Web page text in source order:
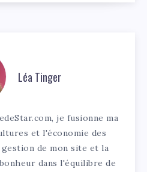
Léa Tinger
je fusionne ma
et l'économie des
de mon site et la
dans l'équilibre de